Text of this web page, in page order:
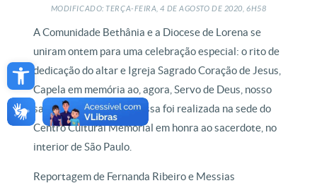
Open toolbar
MODIFICADO: TERÇA-FEIRA, 4 DEAGOSTO DE 2020, 6H58
A Comunidade Bethânia e a Diocese de Lorena se
uniram ontem para uma celebração especial: o rito de
dedicação do altar e Igreja Sagrado Coração de Jesus,
Capela em memória ao, agora, Servo de Deus, nosso
saudoso Padre Léo. A missa foi realizada na sede do
Centro Cultural Memorial em honra ao sacerdote, no
interior de São Paulo.
Reportagem de Fernanda Ribeiro e Messias